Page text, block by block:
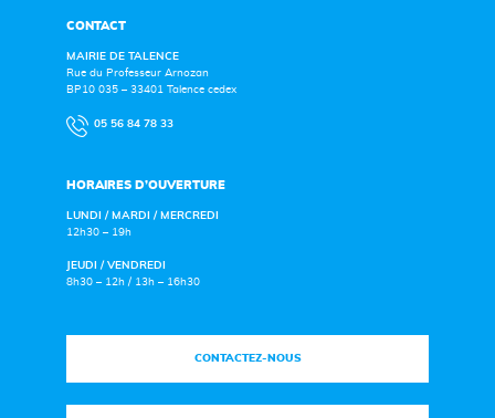
CONTACT
MAIRIE DE TALENCE
Rue du Professeur Arnozan
BP10 035 – 33401 Talence cedex
05 56 84 78 33
HORAIRES D’OUVERTURE
LUNDI / MARDI / MERCREDI
12h30 – 19h
JEUDI / VENDREDI
8h30 – 12h / 13h – 16h30
CONTACTEZ-NOUS